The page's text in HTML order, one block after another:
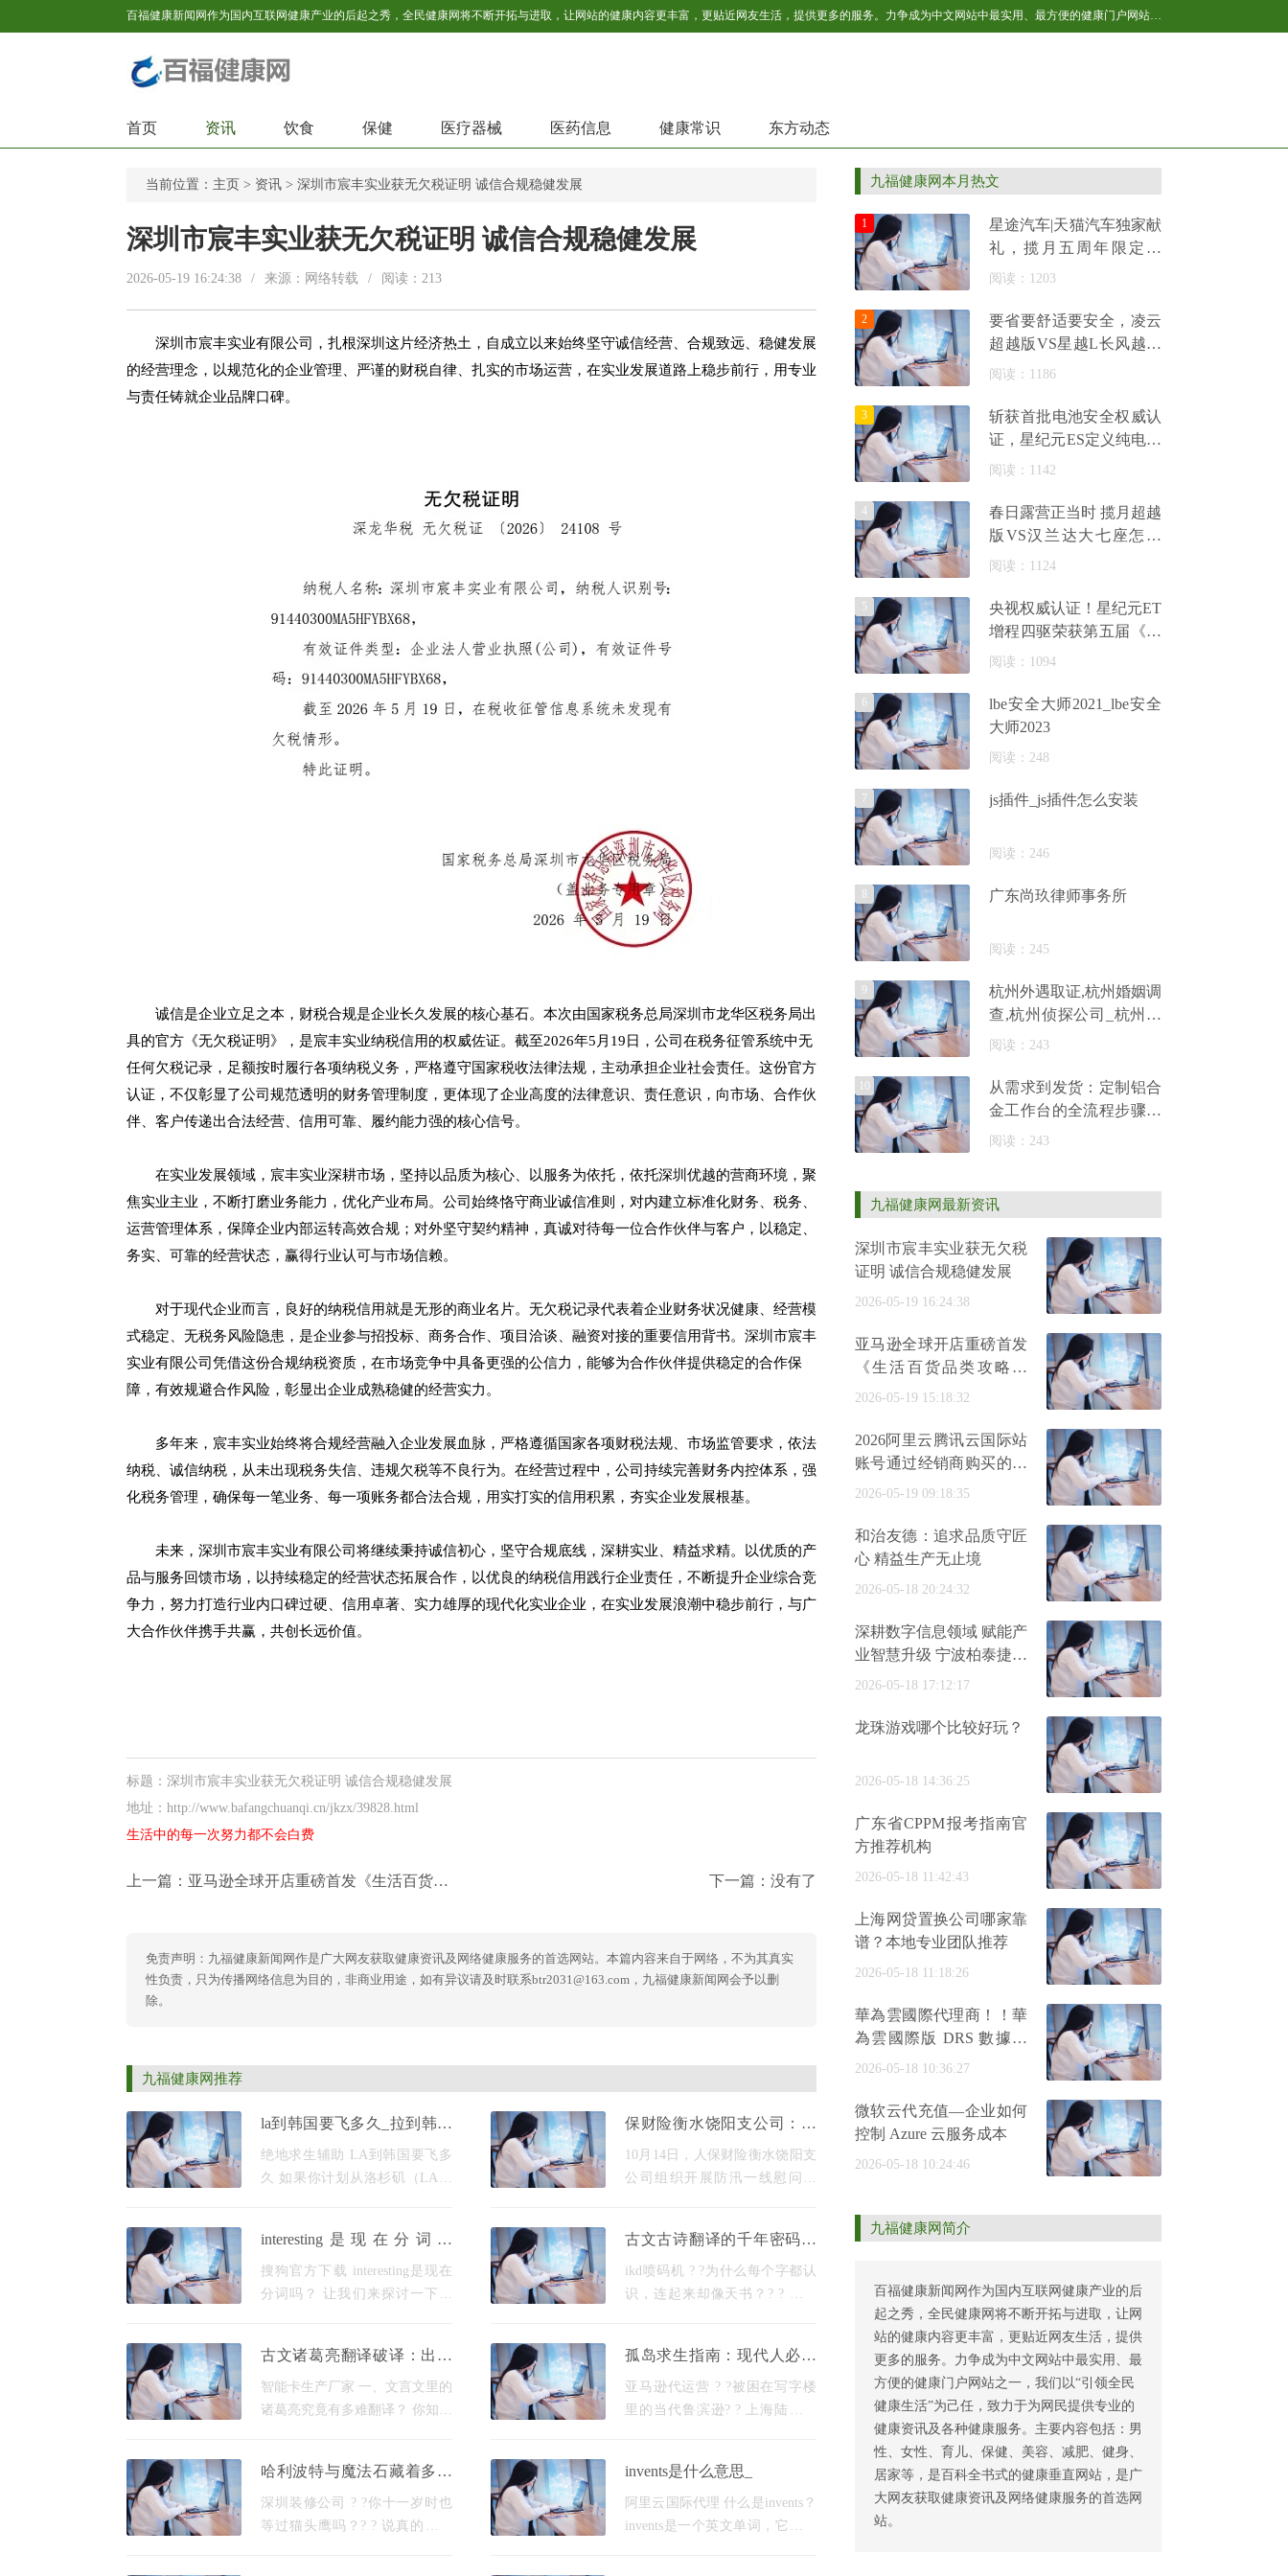
百福健康新闻网作为国内互联网健康产业的后起之秀，全民健康网将不断开拓与进取，让网站的健康内容更丰富，更贴近网友生活，提供更多的服务。力争成为中文网站中最实用、最方便的健康门户网站之一，我们以“引领全民健康生活”为己任，致力于为网民提供专业的健康资讯及各种健康服务。主要内容包括：男性、女性、育儿、保健、美容、减肥、健身、居家等，是百科全书式的健康垂直网站，是广大网友获取健康资讯及网络健康服务的首选网站。
首页 资讯 饮食 保健 医疗器械 医药信息 健康常识 东方动态
当前位置： 主页 > 资讯 > 深圳市宸丰实业获无欠税证明 诚信合规稳健发展
深圳市宸丰实业获无欠税证明 诚信合规稳健发展
2026-05-19 16:24:38 / 来源：网络转载 / 阅读： 213
深圳市宸丰实业有限公司，扎根深圳这片经济热土，自成立以来始终坚守诚信经营、合规致远、稳健发展
的经营理念，以规范化的企业管理、严谨的财税自律、扎实的市场运营，在实业发展道路上稳步前行，用专业
与责任铸就企业品牌口碑。
诚信是企业立足之本，财税合规是企业长久发展的核心基石。本次由国家税务总局深圳市龙华区税务局出
具的官方《无欠税证明》，是宸丰实业纳税信用的权威佐证。截至2026年5月19日，公司在税务征管系统中无
任何欠税记录，足额按时履行各项纳税义务，严格遵守国家税收法律法规，主动承担企业社会责任。这份官方
认证，不仅彰显了公司规范透明的财务管理制度，更体现了企业高度的法律意识、责任意识，向市场、合作伙
伴、客户传递出合法经营、信用可靠、履约能力强的核心信号。
在实业发展领域，宸丰实业深耕市场，坚持以品质为核心、以服务为依托，依托深圳优越的营商环境，聚
焦实业主业，不断打磨业务能力，优化产业布局。公司始终恪守商业诚信准则，对内建立标准化财务、税务、
运营管理体系，保障企业内部运转高效合规；对外坚守契约精神，真诚对待每一位合作伙伴与客户，以稳定、
务实、可靠的经营状态，赢得行业认可与市场信赖。
对于现代企业而言，良好的纳税信用就是无形的商业名片。无欠税记录代表着企业财务状况健康、经营模
式稳定、无税务风险隐患，是企业参与招投标、商务合作、项目洽谈、融资对接的重要信用背书。深圳市宸丰
实业有限公司凭借这份合规纳税资质，在市场竞争中具备更强的公信力，能够为合作伙伴提供稳定的合作保
障，有效规避合作风险，彰显出企业成熟稳健的经营实力。
多年来，宸丰实业始终将合规经营融入企业发展血脉，严格遵循国家各项财税法规、市场监管要求，依法
纳税、诚信纳税，从未出现税务失信、违规欠税等不良行为。在经营过程中，公司持续完善财务内控体系，强
化税务管理，确保每一笔业务、每一项账务都合法合规，用实打实的信用积累，夯实企业发展根基。
未来，深圳市宸丰实业有限公司将继续秉持诚信初心，坚守合规底线，深耕实业、精益求精。以优质的产
品与服务回馈市场，以持续稳定的经营状态拓展合作，以优良的纳税信用践行企业责任，不断提升企业综合竞
争力，努力打造行业内口碑过硬、信用卓著、实力雄厚的现代化实业企业，在实业发展浪潮中稳步前行，与广
大合作伙伴携手共赢，共创长远价值。
标题：深圳市宸丰实业获无欠税证明 诚信合规稳健发展
地址：http://www.bafangchuanqi.cn/jkzx/39828.html
生活中的每一次努力都不会白费
上一篇： 亚马逊全球开店重磅首发《生活百货品类攻略手册》 下一篇：没有了
免责声明：九福健康新闻网作是广大网友获取健康资讯及网络健康服务的首选网站。本篇内容来自于网络，不为其真实
性负责，只为传播网络信息为目的，非商业用途，如有异议请及时联系btr2031@163.com，九福健康新闻网会予以删
除。
九福健康网推荐
la到韩国要飞多久_拉到韩国
要飞多久
绝地求生辅助 LA到韩国要飞多
久 如果你计划从洛杉矶（LA）
体的飞行时间取决于多种因素，
但我们可以给出一个大致的估
保财险衡水饶阳支公司：情
系一线，共筑防汛屏障
10月14日，人保财险衡水饶阳支
公司组织开展防汛一线慰问活
防汛工作注入人保温暖力量。 当
日下午，人保财险衡水饶阳支
interesting是现在分词吗
_interest的音标
搜狗官方下载 interesting是现在
分词吗？ 让我们来探讨一下关
是现在分词？ 现在分词是一种动
词的非限定形式，通常以-i
古文古诗翻译的千年密码与
现代解码,你真的掌握了吗？
ikd喷码机 ? ?为什么每个字都认
识，连起来却像天书？? ? 去年
爱情有啥关系？"其实这正是古
诗文翻译的奥妙所在——? ?字
古文诸葛亮翻译破译：出师
表与隆中对的治国密码
智能卡生产厂家 一、文言文里的
诸葛亮究竟有多难翻译？ 你知道
臧否”四个字，就让新手译者集
体破防——这可不是简
孤岛求生指南：现代人必学
的鲁滨逊智慧
亚马逊代运营 ? ?被困在写字楼
里的当代鲁滨逊? ? 上海陆家嘴
菜。这个新闻让我突然意识到，
《鲁滨逊漂流记》根本不是冒险
哈利波特与魔法石藏着多少
成人不知道的事？
深圳装修公司 ? ?你十一岁时也
等过猫头鹰吗？? ? 说真的，当
invents是什么意思_
阿里云国际代理 什么是invents？
invents是一个英文单词，它的意
九福健康网本月热文
星途汽车|天猫汽车独家献
礼，揽月五周年限定版
159900元起
阅读：1203
1
要省要舒适要安全，凌云
超越版VS星越L长风越山
版谁更全能
阅读：1186
2
斩获首批电池安全权威认
证，星纪元ES定义纯电出
行安全新高度
阅读：1142
3
春日露营正当时 揽月超越
版VS汉兰达大七座怎么
选？
阅读：1124
4
央视权威认证！星纪元ET
增程四驱荣获第五届《汽
车风云盛典》“2024风云
阅读：1094
5
lbe安全大师2021_lbe安全
大师2023
阅读：248
6
js插件_js插件怎么安装
阅读：246
7
广东尚玖律师事务所
阅读：245
杭州外遇取证,杭州婚姻调
查,杭州侦探公司_杭州侦
探调查事务所
阅读：243
9
从需求到发货：定制铝合
金工作台的全流程步骤解
析_佰斯特POUSTO
阅读：243
九福健康网最新资讯
深圳市宸丰实业获无欠税
证明 诚信合规稳健发展
2026-05-19 16:24:38
亚马逊全球开店重磅首发
《生活百货品类攻略手
册》
2026-05-19 15:18:32
2026阿里云腾讯云国际站
账号通过经销商购买的避
坑指南
2026-05-19 09:18:35
和治友德：追求品质守匠
心 精益生产无止境
2026-05-18 20:24:32
深耕数字信息领域 赋能产
业智慧升级 宁波柏泰捷发
展纪实
2026-05-18 17:12:17
龙珠游戏哪个比较好玩？
2026-05-18 14:36:25
广东省CPPM报考指南官
方推荐机构
2026-05-18 11:42:43
上海网贷置换公司哪家靠
谱？本地专业团队推荐
2026-05-18 11:18:26
華為雲國際代理商！！華
為雲國際版 DRS 數據複
製服務加速方案
2026-05-18 10:36:27
微软云代充值—企业如何
控制 Azure 云服务成本
2026-05-18 10:24:46
九福健康网简介
百福健康新闻网作为国内互联网健康产业的后
起之秀，全民健康网将不断开拓与进取，让网
站的健康内容更丰富，更贴近网友生活，提供
更多的服务。力争成为中文网站中最实用、最
方便的健康门户网站之一，我们以“引领全民
健康生活”为己任，致力于为网民提供专业的
健康资讯及各种健康服务。主要内容包括：男
性、女性、育儿、保健、美容、减肥、健身、
居家等，是百科全书式的健康垂直网站，是广
大网友获取健康资讯及网络健康服务的首选网
站。